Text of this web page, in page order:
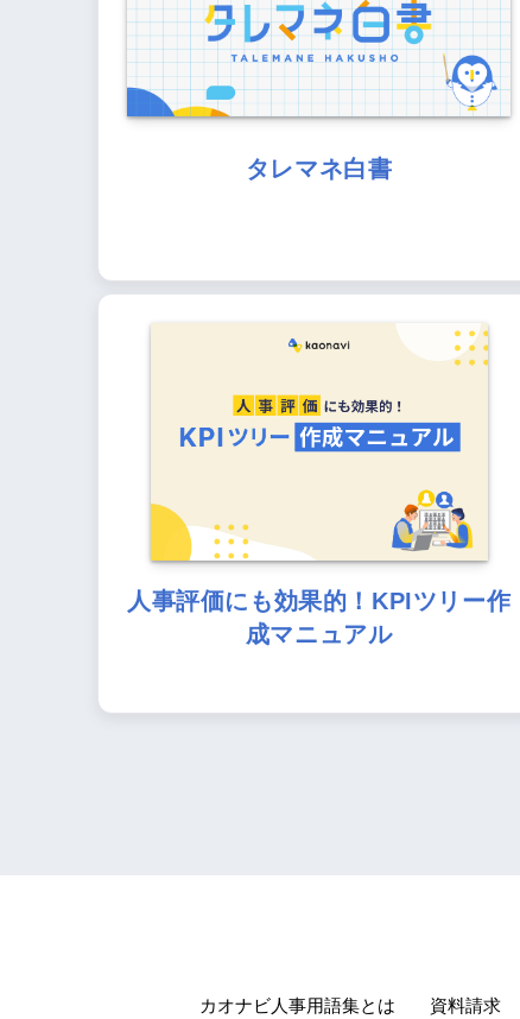
タレマネ白書
人事評価にも効果的！KPIツリー作
成マニュアル
カオナビ人事用語集とは 資料請求